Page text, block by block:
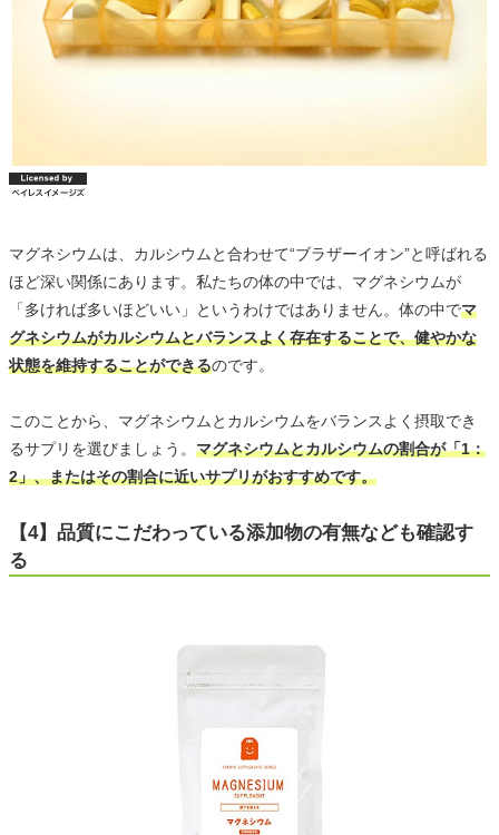
マグネシウムは、カルシウムと合わせて“ブラザーイオン”と呼ばれる
ほど深い関係にあります。私たちの体の中では、マグネシウムが
「多ければ多いほどいい」というわけではありません。体の中でマ
グネシウムがカルシウムとバランスよく存在することで、健やかな
状態を維持することができるのです。
このことから、マグネシウムとカルシウムをバランスよく摂取でき
るサプリを選びましょう。 マグネシウムとカルシウムの割合が「1：
2」、またはその割合に近いサプリがおすすめです。
【4】品質にこだわっている添加物の有無なども確認す
る